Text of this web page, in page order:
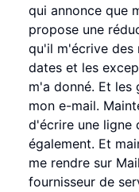
qui annonce que
propose une
qu'il m'écrive des
dates et les
m'a donné. Et les
mon e-mail.
d'écrire une ligne
également. Et
me rendre sur
fournisseur de